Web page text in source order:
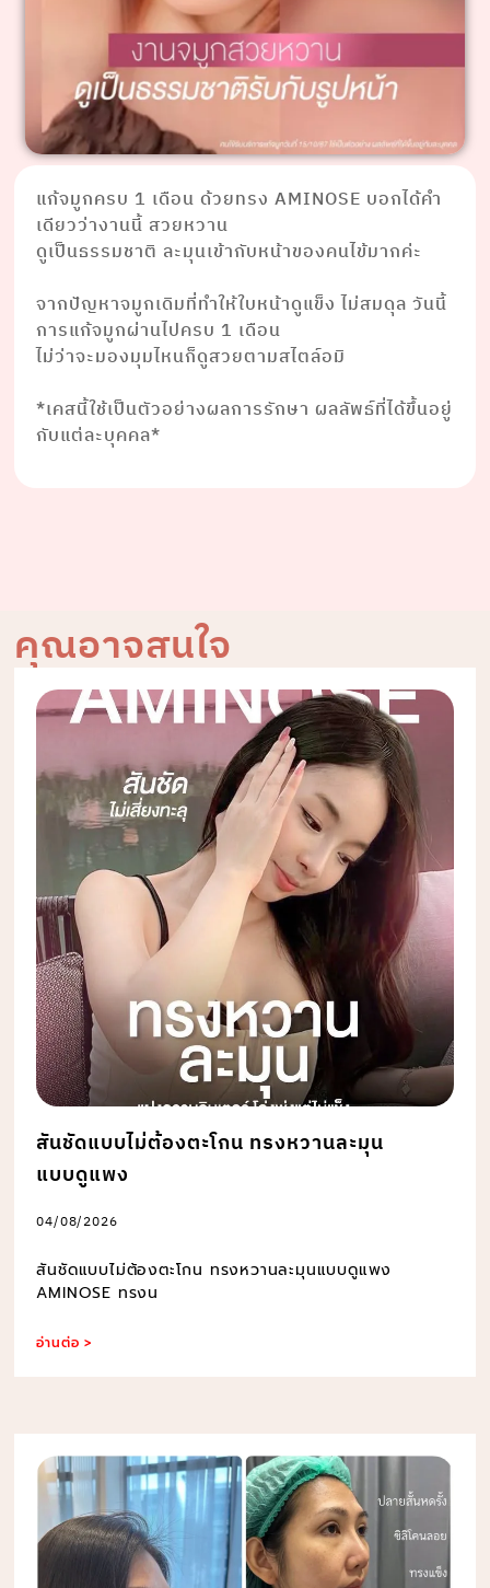
แก้จมูกครบ 1 เดือน ด้วยทรง AMINOSE บอกได้คำ
เดียวว่างานนี้ สวยหวาน
ดูเป็นธรรมชาติ ละมุนเข้ากับหน้าของคนไข้มากค่ะ
จากปัญหาจมูกเดิมที่ทำให้ใบหน้าดูแข็ง ไม่สมดุล วันนี้
การแก้จมูกผ่านไปครบ 1 เดือน
ไม่ว่าจะมองมุมไหนก็ดูสวยตามสไตล์อมิ
*เคสนี้ใช้เป็นตัวอย่างผลการรักษา ผลลัพธ์ที่ได้ขึ้นอยู่
กับแต่ละบุคคล*
คุณอาจสนใจ
สันชัดแบบไม่ต้องตะโกน ทรงหวานละมุน
แบบดูแพง
04/08/2026
สันชัดแบบไม่ต้องตะโกน ทรงหวานละมุนแบบดูแพง
AMINOSE ทรงน
อ่านต่อ >